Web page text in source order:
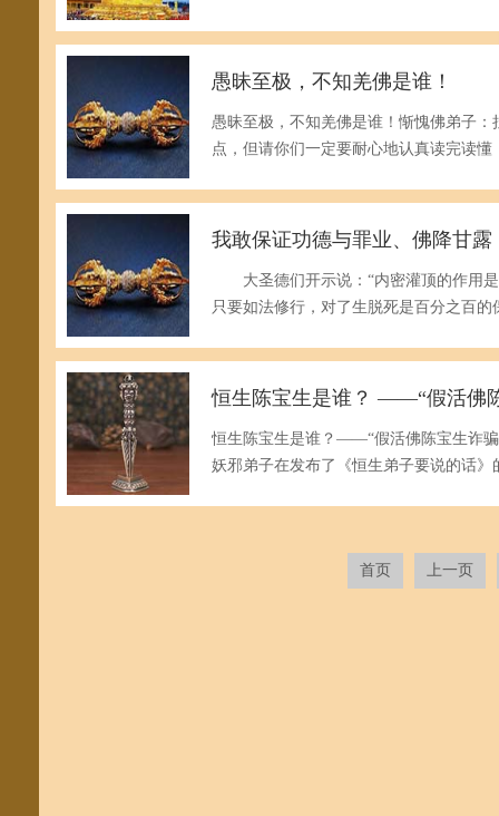
愚昧至极，不知羌佛是谁！
愚昧至极，不知羌佛是谁！惭愧佛弟
点，但请你们一定要耐心地认真读完读懂
我敢保证功德与罪业、佛降甘露
大圣德们开示说：“内密灌顶的作用是
只要如法修行，对了生脱死是百分之百的
恒生陈宝生是谁？ ——“假活佛
恒生陈宝生是谁？——“假活佛陈宝生
妖邪弟子在发布了《恒生弟子要说的话》
首页 上一页